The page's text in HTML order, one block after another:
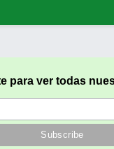
para ver todas